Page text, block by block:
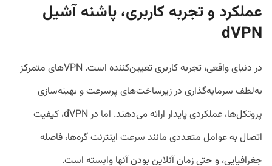
عملکرد و تجربه کاربری، پاشنه آشیل
dVPN
در دنیای واقعی، تجربه کاربری تعیین‌کننده است. VPNهای متمرکز
به‌لطف سرمایه‌گذاری در زیرساخت‌های پرسرعت و بهینه‌سازی
پروتکل‌ها، عملکردی پایدار ارائه می‌دهند. اما در dVPN، کیفیت
اتصال به عوامل متعددی مانند سرعت اینترنت گره‌ها، فاصله
جغرافیایی، و حتی زمان آنلاین بودن آنها وابسته است.